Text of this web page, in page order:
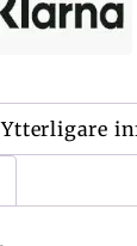
Ytterligare